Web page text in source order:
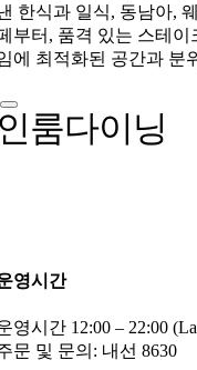
한식과 일식, 동남아,
부터, 품격 있는 스테이
에 최적화된 공간과 분
룸다이닝
영시간
영시간 12:00 – 22:00
문 및 문의: 내선 8630